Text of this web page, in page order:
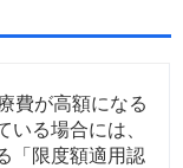
費が高額になる
いる場合には、
「限度額適用認